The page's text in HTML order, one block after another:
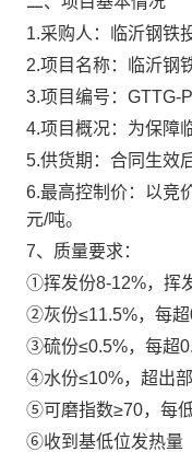
1.采购人：临沂钢铁
2.项目名称：
临沂钢
3.项目编号：GTTG-
4.项目概况：为保障
5.供货期 ： 合同生效
6.最高控制 价： 以竞
元/吨。
7、质量要求：
①挥发份8-12%，挥
②灰份≤11.5%，每超
③硫份≤0.5%，每超
④水份≤10%，超出部
⑤可磨指数≥70，每低
⑥收到基低位发热量